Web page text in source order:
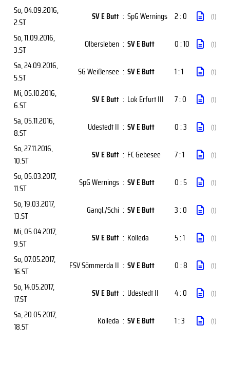
So, 04.09.2016,
2.ST
SV E Butt : SpG Wernings 2 : 0 (1)
So, 11.09.2016,
3.ST
Olbersleben : SV E Butt 0 : 10 (1)
Sa, 24.09.2016,
5.ST
SG Weißensee : SV E Butt 1 : 1 (1)
Mi, 05.10.2016,
6.ST
SV E Butt : Lok Erfurt III 7 : 0 (1)
Sa, 05.11.2016,
8.ST
Udestedt II : SV E Butt 0 : 3 (1)
So, 27.11.2016,
10.ST
SV E Butt : FC Gebesee 7 : 1 (1)
So, 05.03.2017,
11.ST
SpG Wernings : SV E Butt 0 : 5 (1)
So, 19.03.2017,
13.ST
Gangl./Schi : SV E Butt 3 : 0 (1)
Mi, 05.04.2017,
9.ST
SV E Butt : Kölleda 5 : 1 (1)
So, 07.05.2017,
16.ST
FSV Sömmerda II : SV E Butt 0 : 8 (1)
So, 14.05.2017,
17.ST
SV E Butt : Udestedt II 4 : 0 (1)
Sa, 20.05.2017,
18.ST
Kölleda : SV E Butt 1 : 3 (1)